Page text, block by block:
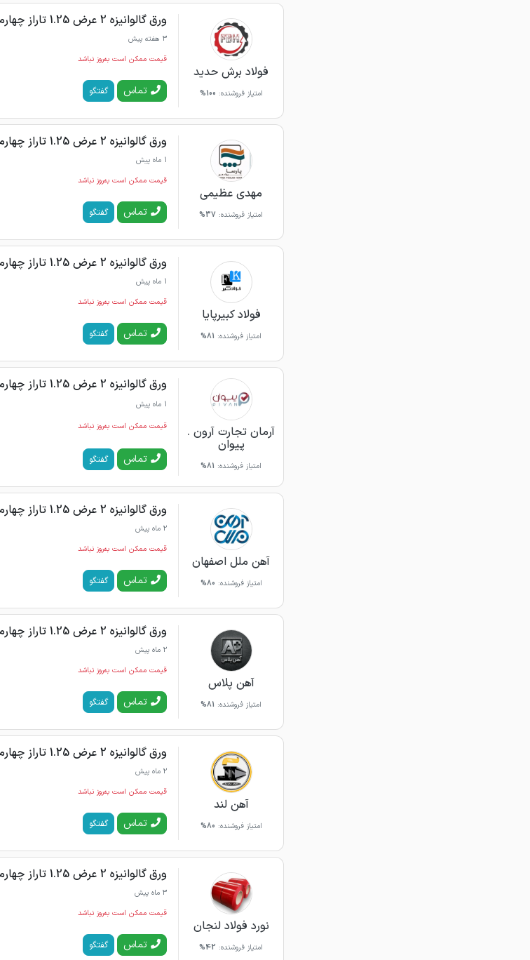
فولاد برش حدید
امتیاز فروشنده: 100%
ورق گالوانیزه 2 عرض 1.25 تاراز چهارمحال
3 هفته پیش
قیمت ممکن است به‌روز نباشد
تماس گفتگو
مهدی عظیمی
امتیاز فروشنده: 37%
ورق گالوانیزه 2 عرض 1.25 تاراز چهارمحال
1 ماه پیش
قیمت ممکن است به‌روز نباشد
تماس گفتگو
فولاد کبیرپایا
امتیاز فروشنده: 81%
ورق گالوانیزه 2 عرض 1.25 تاراز چهارمحال
1 ماه پیش
قیمت ممکن است به‌روز نباشد
تماس گفتگو
آرمان تجارت آرون .
پیوان
امتیاز فروشنده: 81%
ورق گالوانیزه 2 عرض 1.25 تاراز چهارمحال
1 ماه پیش
قیمت ممکن است به‌روز نباشد
تماس گفتگو
آهن ملل اصفهان
امتیاز فروشنده: 80%
ورق گالوانیزه 2 عرض 1.25 تاراز چهارمحال
2 ماه پیش
قیمت ممکن است به‌روز نباشد
تماس گفتگو
آهن پلاس
امتیاز فروشنده: 81%
ورق گالوانیزه 2 عرض 1.25 تاراز چهارمحال
2 ماه پیش
قیمت ممکن است به‌روز نباشد
تماس گفتگو
آهن لند
امتیاز فروشنده: 80%
ورق گالوانیزه 2 عرض 1.25 تاراز چهارمحال
2 ماه پیش
قیمت ممکن است به‌روز نباشد
تماس گفتگو
نورد فولاد لنجان
امتیاز فروشنده: 42%
ورق گالوانیزه 2 عرض 1.25 تاراز چهارمحال
3 ماه پیش
قیمت ممکن است به‌روز نباشد
تماس گفتگو